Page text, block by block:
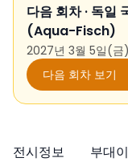
다음 회차 · 독일
(Aqua-Fisch)
2027년 3월 5일(
다음 회차 보기
전시정보 부대